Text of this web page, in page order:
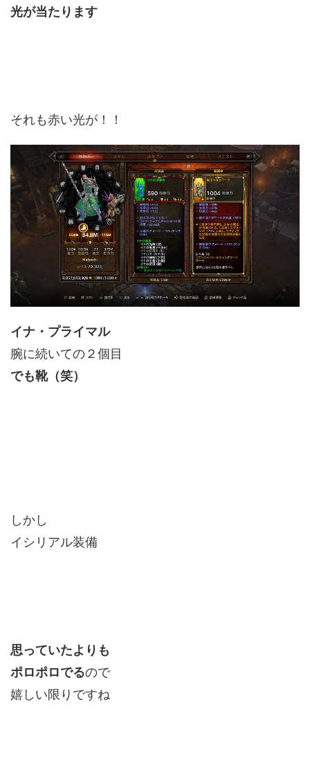
光が当たります
それも赤い光が！！
イナ・プライマル
腕に続いての２個目
でも靴（笑）
しかし
イシリアル装備
思っていたよりも
ポロポロでるので
嬉しい限りですね